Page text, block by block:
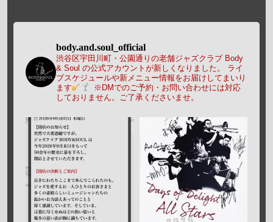
body.and.soul_official
渋谷区宇田川町・公園通りの老舗ジャズクラブ Body
& Soul の公式アカウントが新しくなりました。
ライ
ブスケジュールや新メニュー情報をお届けしてまいり
ます
※DMでのご予約・お問い合わせには対応
しておりません。ご了承くださいませ。